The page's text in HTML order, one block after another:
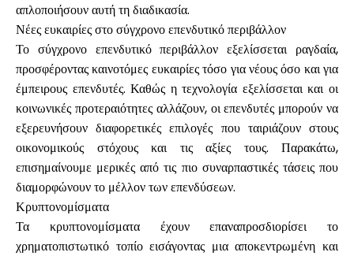
απλοποιήσουν αυτή τη διαδικασία.
Νέες ευκαιρίες στο σύγχρονο επενδυτικό περιβάλλον
Το σύγχρονο επενδυτικό περιβάλλον εξελίσσεται ραγδαία,
προσφέροντας καινοτόμες ευκαιρίες τόσο για νέους όσο και για
έμπειρους επενδυτές. Καθώς η τεχνολογία εξελίσσεται και οι
κοινωνικές προτεραιότητες αλλάζουν, οι επενδυτές μπορούν να
εξερευνήσουν διαφορετικές επιλογές που ταιριάζουν στους
οικονομικούς στόχους και τις αξίες τους. Παρακάτω,
επισημαίνουμε μερικές από τις πιο συναρπαστικές τάσεις που
διαμορφώνουν το μέλλον των επενδύσεων.
Κρυπτονομίσματα
Τα κρυπτονομίσματα έχουν επαναπροσδιορίσει το
χρηματοπιστωτικό τοπίο εισάγοντας μια αποκεντρωμένη και